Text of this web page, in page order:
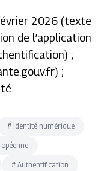
2026 (texte
de l’application
;
;
# Identité numérique
# Authentification